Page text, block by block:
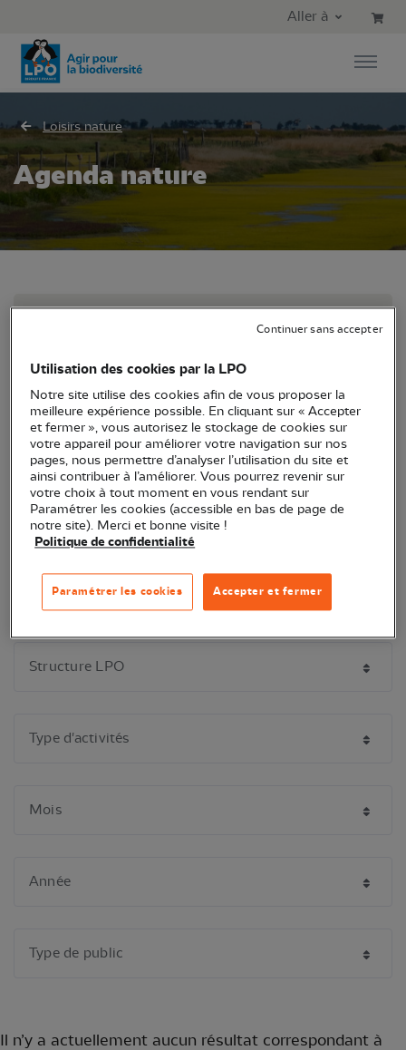
Aller au menu principal
Aller à
Loisirs nature
Agenda nature
Parcourez le programme de nos
N'oubliez pas de filtrer !
Attention certains sous-éléments ne s'affichent qu'après avoir re-
cliqué sur la catégorie que vous venez de sélectionner. N'hésitez pas
à filtrer encore !
Il n’y a actuellement aucun résultat correspondant à
Utilisation des cookies par la LPO
Notre site utilise des cookies afin de vous proposer la
meilleure expérience possible. En cliquant sur « Accepter
et fermer », vous autorisez le stockage de cookies sur
votre appareil pour améliorer votre navigation sur nos
pages, nous permettre d’analyser l’utilisation du site et
ainsi contribuer à l’améliorer. Vous pourrez revenir sur
votre choix à tout moment en vous rendant sur
Paramétrer les cookies (accessible en bas de page de
notre site). Merci et bonne visite !
Politique de confidentialité
Accepter et fermer
Paramétrer les cookies
Continuer sans accepter